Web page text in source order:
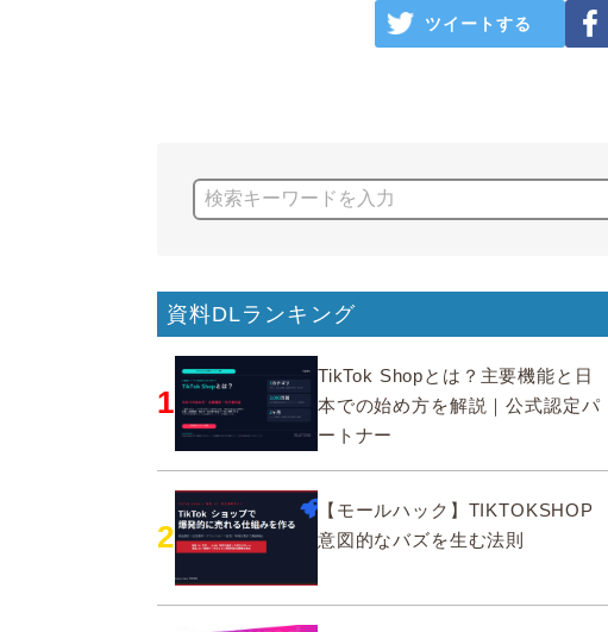
ツイートする
資料DLランキング
1
TikTok Shopとは？主要機能と日
本での始め方を解説｜公式認定パ
ートナー
2
【モールハック】TIKTOKSHOP
意図的なバズを生む法則